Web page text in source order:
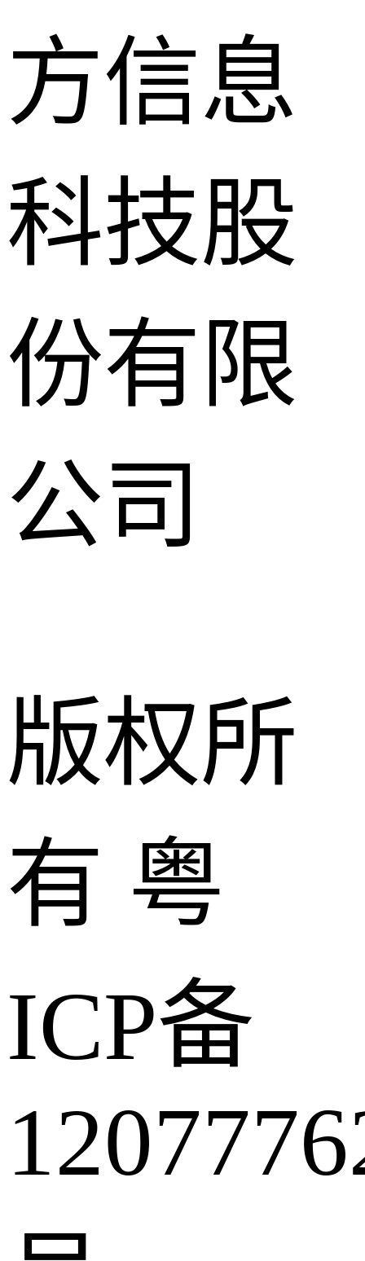
方信息
科技股
份有限
公司
版权所
有 粤
ICP备